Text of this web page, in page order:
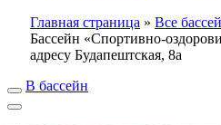
Главная страница » Все
Бассейн «Спортивно-
адресу Будапештская, 8а
В бассейн